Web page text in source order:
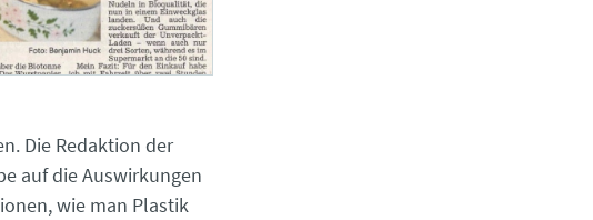
Die Redaktion der
auf die Auswirkungen
wie man Plastik